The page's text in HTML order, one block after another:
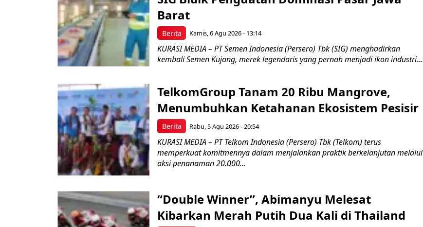
Berita
Barat
Kamis, 6 Agu 2026 - 13:14
KURASI MEDIA – PT Semen Indonesia (Persero) Tbk (SIG) menghadirkan
kembali Semen Kujang, merek legendaris yang pernah menjadi ikon industri...
Berita
TelkomGroup Tanam 20 Ribu Mangrove,
Menumbuhkan Ketahanan Ekosistem Pesisir
Rabu, 5 Agu 2026 - 20:54
KURASI MEDIA – PT Telkom Indonesia (Persero) Tbk (Telkom) terus
memperkuat komitmennya dalam menjalankan praktik berkelanjutan melalui
aksi penanaman 20.000...
“Double Winner”, Abimanyu Melesat
Kibarkan Merah Putih Dua Kali di Thailand